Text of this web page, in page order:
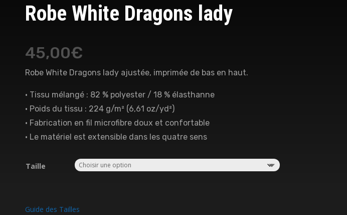
Robe White Dragons lady
45,00€
Robe White Dragons lady ajustée, imprimée de bas en haut.
• Tissu mélangé : 82 % polyester / 18 % élasthanne
• Poids du tissu : 224 g/m² (6,61 oz/yd²)
• Fabrication en fil microfibre doux et confortable
• Le matériel est extensible dans les quatre sens
Taille
Guide des Tailles